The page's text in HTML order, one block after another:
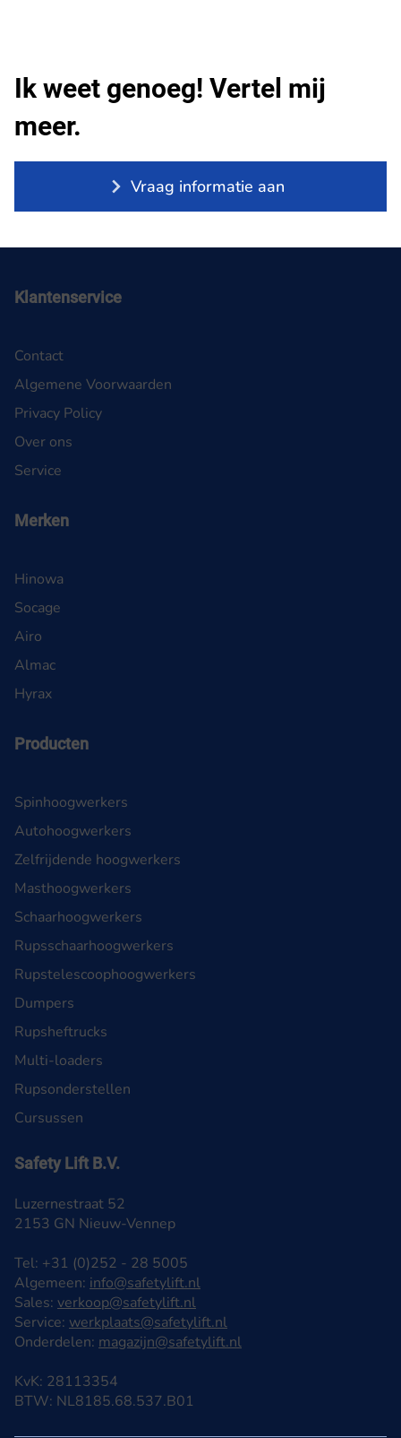
Ik weet genoeg! Vertel mij
meer.
Vraag informatie aan
Safety Lift B.V.
Luzernestraat 52
2153 GN Nieuw-Vennep
Tel: +31 (0)252 - 28 5005
Algemeen: info@safetylift.nl
Sales: verkoop@safetylift.nl
Service: werkplaats@safetylift.nl
Onderdelen: magazijn@safetylift.nl
KvK: 28113354
BTW: NL8185.68.537.B01
Klantenservice
Contact
Algemene Voorwaarden
Privacy Policy
Over ons
Service
Merken
Hinowa
Socage
Airo
Almac
Hyrax
Producten
Spinhoogwerkers
Autohoogwerkers
Zelfrijdende hoogwerkers
Masthoogwerkers
Schaarhoogwerkers
Rupsschaarhoogwerkers
Rupstelescoophoogwerkers
Dumpers
Rupsheftrucks
Multi-loaders
Rupsonderstellen
Cursussen